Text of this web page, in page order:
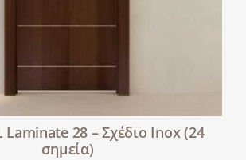
Laminate 28 – Σχέδιο Inox (24
σημεία)